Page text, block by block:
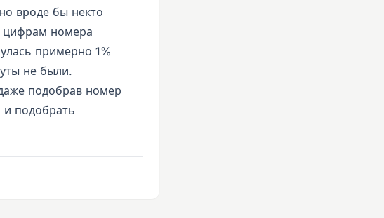
вроде бы некто
цифрам номера
примерно 1%
не были.
подобрав номер
и подобрать